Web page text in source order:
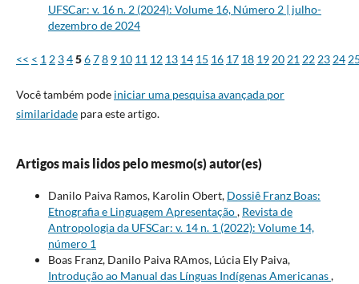
UFSCar: v. 16 n. 2 (2024): Volume 16, Número 2 | julho-
dezembro de 2024
<< < 12 345678 9 10 11 12 13 14 15 16 17 18 192021222324
Você também pode iniciar uma pesquisa avançada por
similaridadepara este artigo.
Artigos mais lidos pelo mesmo(s) autor(es)
Danilo Paiva Ramos, Karolin Obert, Dossiê Franz Boas:
Etnografia e Linguagem Apresentação, Revista de
Antropologia da UFSCar: v. 14 n. 1 (2022): Volume 14,
número 1
Boas Franz, Danilo Paiva RAmos, Lúcia Ely Paiva,
Introdução ao Manual das Línguas Indígenas Americanas,